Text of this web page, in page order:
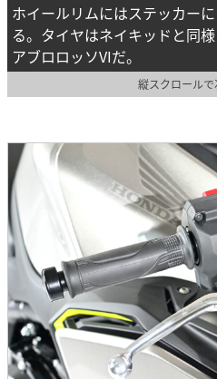
ホイールリムにはステッカー
る。タイヤはネイキッドと同
アブロロッソVIだ。
縦スクロール